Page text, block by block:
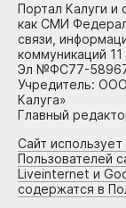
Портал Калуги и
как СМИ
связи,
коммуникаций
Эл №ФС77-
Учредитель:
Калуга»
Главный
Сайт
Пользователей
Liveinternet и
содержатся в